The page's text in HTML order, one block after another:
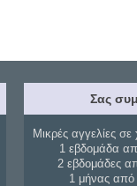
Σας
Μικρές αγγελίες σε
1 εβδομάδα
2 εβδομάδες
1 μήνας